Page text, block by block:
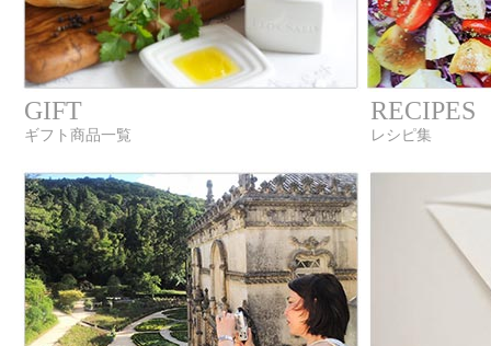
GIFT
ギフト商品一覧
RECIPES
レシピ集